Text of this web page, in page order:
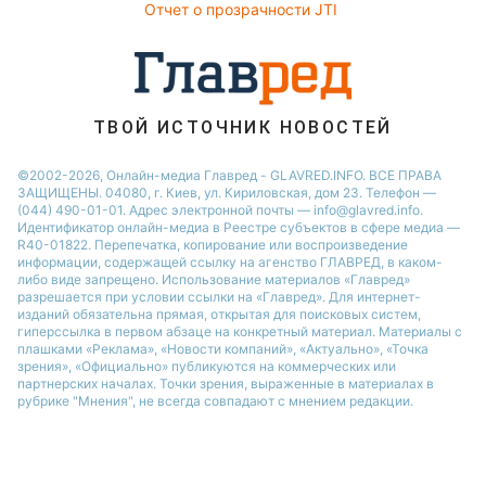
Отчет о прозрачности JTI
ТВОЙ ИСТОЧНИК НОВОСТЕЙ
©2002-2026, Онлайн-медиа Главред - GLAVRED.INFO. ВСЕ ПРАВА
ЗАЩИЩЕНЫ. 04080, г. Киев, ул. Кириловская, дом 23. Телефон —
(044) 490-01-01. Адрес электронной почты — info@glavred.info.
Идентификатор онлайн-медиа в Реестре cубъектов в сфере медиа —
R40-01822. Перепечатка, копирование или воспроизведение
информации, содержащей ссылку на агенство ГЛАВРЕД, в каком-
либо виде запрещено. Использование материалов «Главред»
разрешается при условии ссылки на «Главред». Для интернет-
изданий обязательна прямая, открытая для поисковых систем,
гиперссылка в первом абзаце на конкретный материал. Материалы с
плашками «Реклама», «Новости компаний», «Актуально», «Точка
зрения», «Официально» публикуются на коммерческих или
партнерских началах. Точки зрения, выраженные в материалах в
рубрике "Мнения", не всегда совпадают с мнением редакции.